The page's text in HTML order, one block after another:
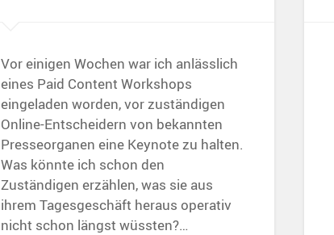
Vor einigen Wochen war ich anlässlich
eines Paid Content Workshops
eingeladen worden, vor zuständigen
Online-Entscheidern von bekannten
Presseorganen eine Keynote zu halten.
Was könnte ich schon den
Zuständigen erzählen, was sie aus
ihrem Tagesgeschäft heraus operativ
nicht schon längst wüssten?…